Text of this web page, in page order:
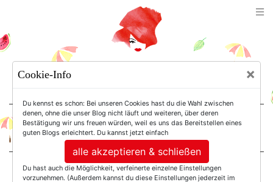
For Women. Not Girls.
Cookie-Info ×
Du kennst es schon: Bei unseren Cookies hast du die Wahl zwischen
denen, ohne die unser Blog nicht läuft und weiteren, über deren
Bestätigung wir uns freuen würden, weil es uns das Bereitstellen eines
guten Blogs erleichtert. Du kannst jetzt einfach
alle akzeptieren & schließen
Du hast auch die Möglichkeit, verfeinerte einzelne Einstellungen
vorzunehmen. (Außerdem kannst du diese Einstellungen jederzeit im